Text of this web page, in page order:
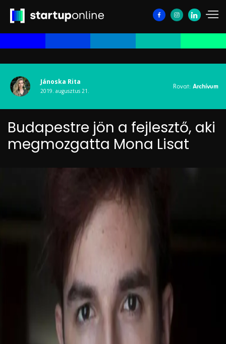
Jánoska Rita
2019. augusztus 21.
Rovat: Archívum
Budapestre jön a fejlesztő, aki
megmozgatta Mona Lisat